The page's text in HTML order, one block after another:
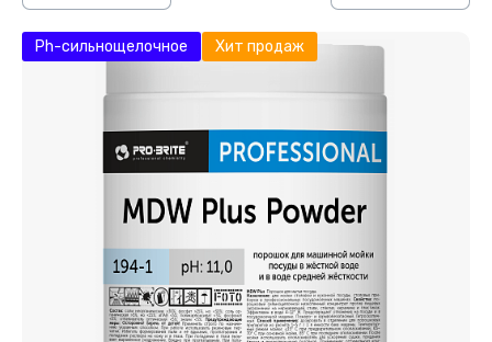
Ph-сильнощелочное Хит продаж